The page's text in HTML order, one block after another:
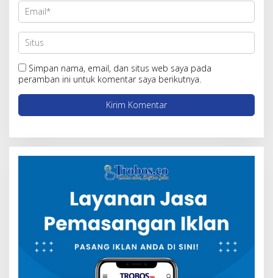
Simpan nama, email, dan situs web saya pada
peramban ini untuk komentar saya berikutnya.